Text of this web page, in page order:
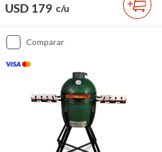
USD 179 c/u
comparar